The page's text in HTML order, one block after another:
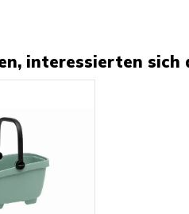
interessierten sich